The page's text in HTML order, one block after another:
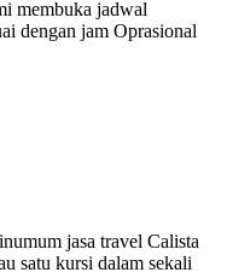
membuka jadwal
dengan jam Oprasional
jasa travel Calista
satu kursi dalam sekali